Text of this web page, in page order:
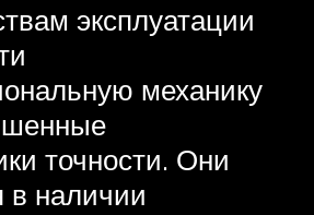
эксплуатации
механику
точности. Они
в наличии